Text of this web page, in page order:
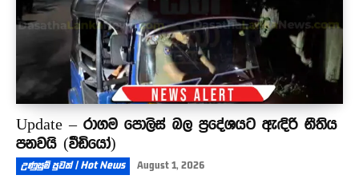
Update – රාගම පොලිස් බල ප්‍රදේශයට ඇඳිරි නීතිය
පනවයි (වීඩියෝ)
උණුසුම් පුවත් | Hot News August 1, 2026